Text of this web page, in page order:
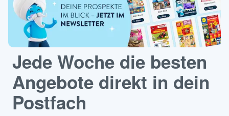
Jede Woche die besten
Angebote direkt in dein
Postfach